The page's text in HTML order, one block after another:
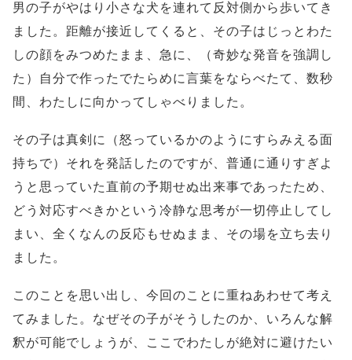
男の子がやはり小さな犬を連れて反対側から歩いてき
ました。距離が接近してくると、その子はじっとわた
しの顔をみつめたまま、急に、（奇妙な発音を強調し
た）自分で作ったでたらめに言葉をならべたて、数秒
間、わたしに向かってしゃべりました。
その子は真剣に（怒っているかのようにすらみえる面
持ちで）それを発話したのですが、普通に通りすぎよ
うと思っていた直前の予期せぬ出来事であったため、
どう対応すべきかという冷静な思考が一切停止してし
まい、全くなんの反応もせぬまま、その場を立ち去り
ました。
このことを思い出し、今回のことに重ねあわせて考え
てみました。なぜその子がそうしたのか、いろんな解
釈が可能でしょうが、ここでわたしが絶対に避けたい